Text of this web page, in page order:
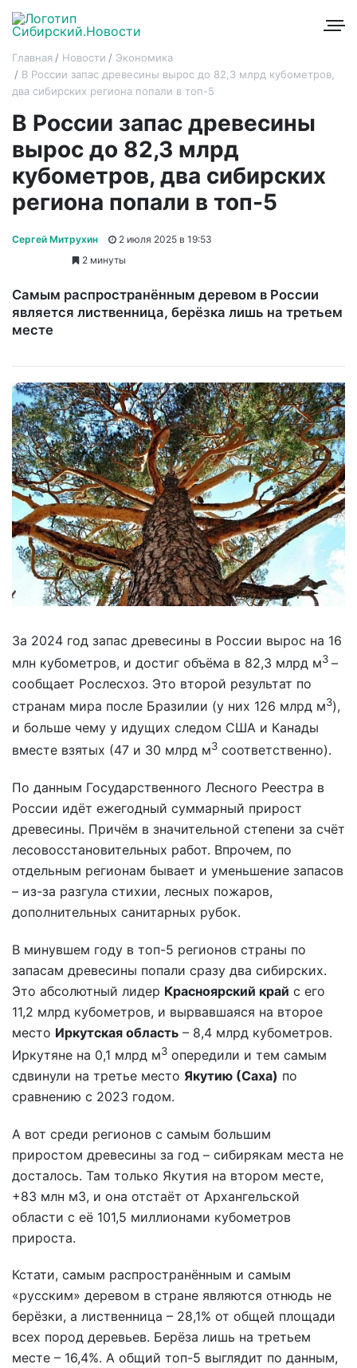
Главная Новости
Экономика
В России запас древесины вырос до 82,3 млрд кубометров,
два сибирских региона попали в топ-5
В России запас древесины
вырос до 82,3 млрд
кубометров, два сибирских
региона попали в топ-5
Сергей Митрухин
2 июля 2025 в 19:53
2 минуты
Самым распространённым деревом в России
является лиственница, берёзка лишь на третьем
месте
За 2024 год запас древесины в России вырос на 16
млн кубометров, и достиг объёма в 82,3 млрд м3 –
сообщает Рослесхоз. Это второй результат по
странам мира после Бразилии (у них 126 млрд м3),
и больше чему у идущих следом США и Канады
вместе взятых (47 и 30 млрд м3 соответственно).
По данным Государственного Лесного Реестра в
России идёт ежегодный суммарный прирост
древесины. Причём в значительной степени за счёт
лесовосстановительных работ. Впрочем, по
отдельным регионам бывает и уменьшение запасов
– из-за разгула стихии, лесных пожаров,
дополнительных санитарных рубок.
В минувшем году в топ-5 регионов страны по
запасам древесины попали сразу два сибирских.
Это абсолютный лидер Красноярский край с его
11,2 млрд кубометров, и вырвавшаяся на второе
место Иркутская область – 8,4 млрд кубометров.
Иркутяне на 0,1 млрд м3 опередили и тем самым
сдвинули на третье место Якутию (Саха) по
сравнению с 2023 годом.
А вот среди регионов с самым большим
приростом древесины за год – сибирякам места не
досталось. Там только Якутия на втором месте,
+83 млн м3, и она отстаёт от Архангельской
области с её 101,5 миллионами кубометров
прироста.
Кстати, самым распространённым и самым
«русским» деревом в стране являются отнюдь не
берёзки, а лиственница – 28,1% от общей площади
всех пород деревьев. Берёза лишь на третьем
месте – 16,4%. А общий топ-5 выглядит по данным,